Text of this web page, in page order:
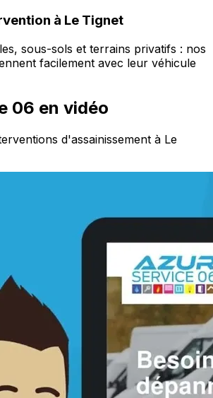
à Le Tignet
sous-sols et terrains privatifs : nos
facilement avec leur véhicule
06 en vidéo
d'assainissement à Le